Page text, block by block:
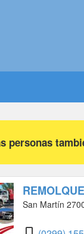
personas
San Martín